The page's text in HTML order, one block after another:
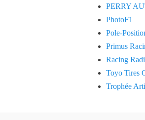
PERRY
PhotoF1
Pole-
Primus
Racing
Toyo Tires
Trophée